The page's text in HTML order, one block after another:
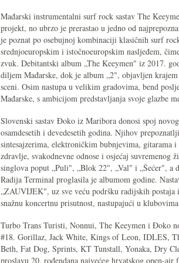
Mađarski instrumentalni surf rock sastav The
projekt, no ubrzo je prerastao u jedno od
je poznat po osebujnoj kombinaciji klasičnih surf
srednjoeuropskim i istočnoeuropskim nasljeđem,
zvuk. Debitantski album „The Keeymen" iz 2017.
diljem Mađarske, dok je album „2", objavljen
sceni. Osim nastupa u velikim gradovima, bend
Mađarske, s ambicijom predstavljanja svoje glazbe
Slovenski sastav Đoko iz Maribora donosi spoj
osamdesetih i devedesetih godina. Njihov
sintesajzerima, elektroničkim bubnjevima,
zdravlje, svakodnevne odnose i osjećaj
singlova poput „Puli", „Blok 22", „Val" i „Šećer", a
Radija Terminal proglasila je albumom godine.
„ZAUVIJEK", uz sve veću podršku radijskih
snažnu koncertnu prisutnost, nastupajući u
Turbo Trans Turisti, Nonnui, The Keeymen i Đoko
#18. Gorillaz, Jack White, Kings of Leon, IDLES,
Beth, Fat Dog, Sprints, KT Tunstall, Yonaka, Dry
proslavu 20. rođendana najvećeg hrvatskog open-air